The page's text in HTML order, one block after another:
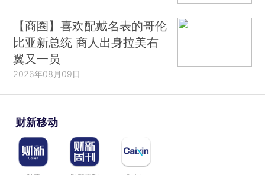
【商圈】喜欢配戴名表的哥伦
比亚新总统 商人出身拉美右
翼又一员
2026年08月09日
财新移动